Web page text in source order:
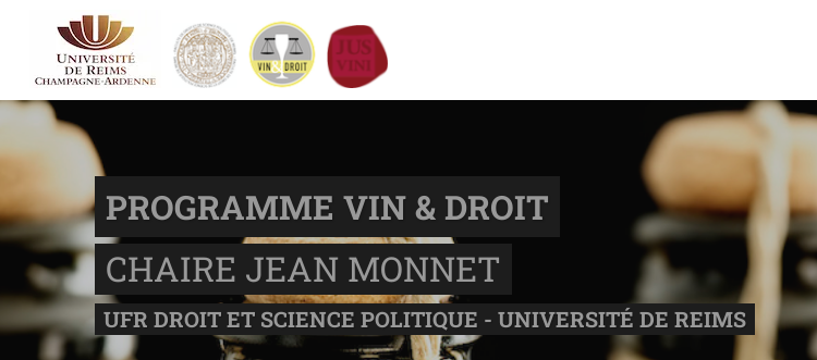
PROGRAMME VIN & DROIT
CHAIRE JEAN MONNET
UFR DROIT ET SCIENCE POLITIQUE - UNIVERSITÉ DE REIMS